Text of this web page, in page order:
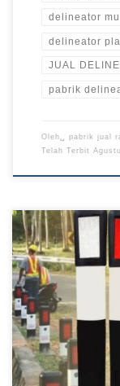
delineator
delineator
JUAL
pabrik
Oleh␣ pabrik jual
Telah Terbit